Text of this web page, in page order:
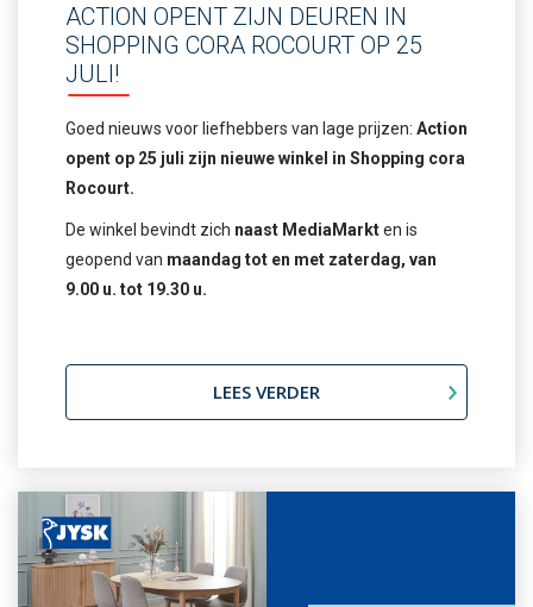
ACTION OPENT ZIJN DEUREN IN
SHOPPING CORA ROCOURT OP 25
JULI!
Goed nieuws voor liefhebbers van lage prijzen: Action
opent op 25 juli zijn nieuwe winkel in Shopping cora
Rocourt.
De winkel bevindt zich naast MediaMarkten is
geopend van maandag tot en met zaterdag, van
9.00 u. tot 19.30 u.
LEES VERDER